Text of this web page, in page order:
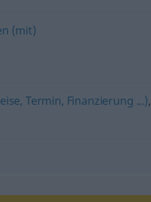
(mit)
Termin, Finanzierung ...),